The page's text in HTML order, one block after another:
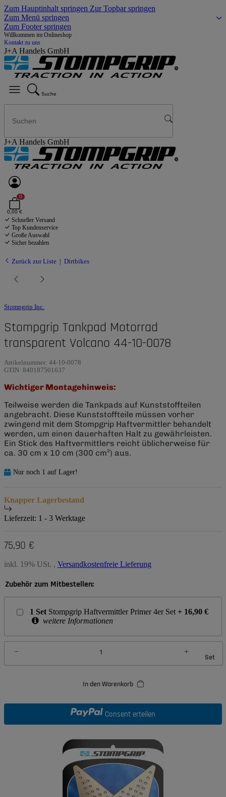
Zum Hauptinhalt springen Zur Topbar springen
Zum Menü springen
Zum Footer springen
Willkommen im Onlineshop
Kontakt zu uns
J+A Handels GmbH
Suche
J+A Handels GmbH
0
0,00 €
Schneller Versand
Top Kundenservice
Große Auswahl
Sicher bezahlen
Zurück zur Liste Dirtbikes
Stompgrip Inc.
Stompgrip Tankpad Motorrad
transparent Volcano 44-10-0078
Artikelnummer: 44-10-0078
GTIN: 840187501637
Wichtiger Montagehinweis:
Teilweise werden die Tankpads auf Kunststoffteilen
angebracht. Diese Kunststoffteile müssen vorher
zwingend mit dem Stompgrip Haftvermittler behandelt
werden, um einen dauerhaften Halt zu gewährleisten.
Ein Stick des Haftvermittlers reicht üblicherweise für
ca. 30 cm x 10 cm (300 cm²) aus.
Nur noch 1 auf Lager!
Knapper Lagerbestand
Lieferzeit: 1 - 3 Werktage
75,90 €
inkl. 19% USt. , Versandkostenfreie Lieferung
Zubehör zum Mitbestellen:
1 Set Stompgrip Haftvermittler Primer 4er Set + 16,90 €
weitere Informationen
Set
In den Warenkorb
Consent erteilen